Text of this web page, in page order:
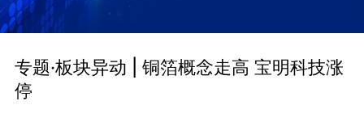
专题·板块异动 | 铜箔概念走高 宝明科技涨
停